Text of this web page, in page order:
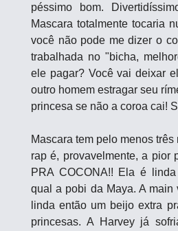
péssimo bom.
Mascara totalmente tocaria
você não pode me dizer o
trabalhada no "bicha,
ele pagar? Você vai deixar
outro homem estragar seu
princesa se não a coroa cai!
Mascara tem pelo menos
rap é, provavelmente, a pior
PRA COCONA!! Ela é
qual a pobi da Maya. A main
linda então um beijo extra
princesas. A Harvey já